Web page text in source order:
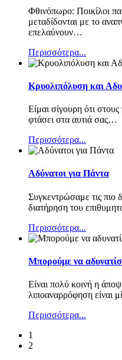
Φθινόπωρο: Ποικίλοι
μεταδίδονται με το
επελαύνουν…
Περισσότερα...
Κρυολιπόλυση και
Είμαι σίγουρη ότι
φτάσει στα αυτιά σας…
Περισσότερα...
Αδύνατοι για Πάντα
Συγκεντρώσαμε τις πιο
διατήρηση του
Περισσότερα...
Μπορούμε να
Είναι πολύ κοινή η
λιποαναρρόφηση είναι
Περισσότερα...
1
2